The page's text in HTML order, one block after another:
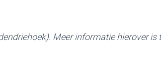
Meer informatiehierover is